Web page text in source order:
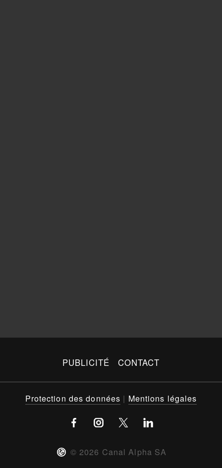
PUBLICITÉ CONTACT
© 2026 Canal Alpha SA
Protection des données | Mentions légales